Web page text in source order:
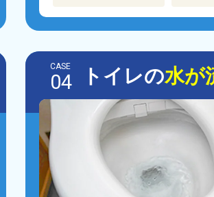
CASE
04 トイレの水が